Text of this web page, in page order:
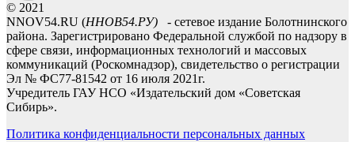
© 2021
NNOV54.RU (ННОВ54.РУ) - сетевое издание Болотнинского
района. Зарегистрировано Федеральной службой по надзору в
сфере связи, информационных технологий и массовых
коммуникаций (Роскомнадзор), свидетельство о регистрации
Эл № ФС77-81542 от 16 июля 2021г.
Учредитель ГАУ НСО «Издательский дом «Советская
Сибирь».
Политика конфиденциальности персональных данных